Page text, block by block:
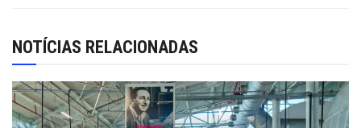
NOTÍCIAS RELACIONADAS